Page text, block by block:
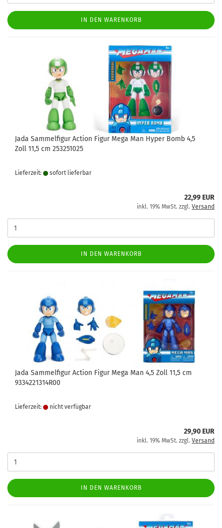
IN DEN WARENKORB
Jada Sammelfigur Action Figur Mega Man Hyper Bomb 4,5
Zoll 11,5 cm 253251025
Lieferzeit: sofort lie­fer­bar
22,99 EUR
inkl. 19% MwSt. zzgl. Versand
IN DEN WARENKORB
Jada Sammelfigur Action Figur Mega Man 4,5 Zoll 11,5 cm
9334221314R00
Lieferzeit: nicht verfügbar
29,90 EUR
inkl. 19% MwSt. zzgl. Versand
IN DEN WARENKORB